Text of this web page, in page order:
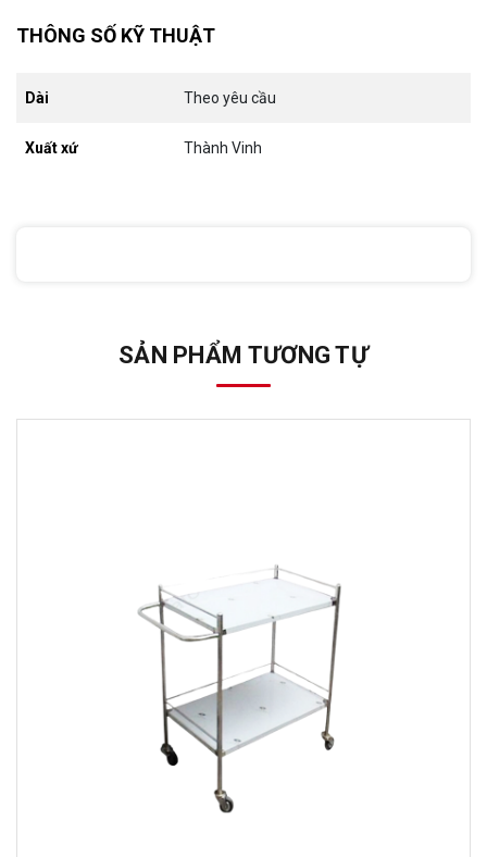
THÔNG SỐ KỸ THUẬT
Dài Theo yêu cầu
Xuất xứ Thành Vinh
SẢN PHẨM TƯƠNG TỰ